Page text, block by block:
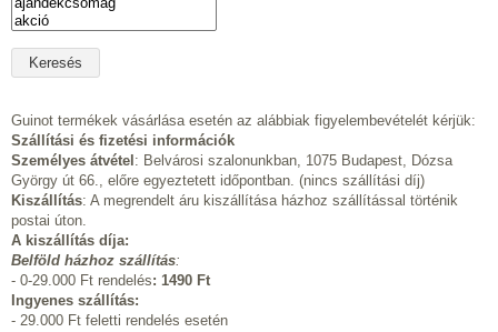
Guinot termékek vásárlása esetén az alábbiak figyelembevételét kérjük:
Szállítási és fizetési információk
Személyes átvétel : Belvárosi szalonunkban, 1075 Budapest, Dózsa
György út 66., előre egyeztetett időpontban. (nincs szállítási díj)
Kiszállítás: A megrendelt áru kiszállítása házhoz szállítással történik
postai úton.
A kiszállítás díja:
Belföld házhoz szállítás:
- 0-29.000 Ft rendelés: 1490 Ft
Ingyenes szállítás:
- 29.000 Ft feletti rendelés esetén